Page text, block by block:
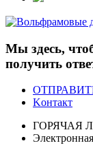
Мы здесь,
получить
Kонтакт
ГОРЯЧАЯ